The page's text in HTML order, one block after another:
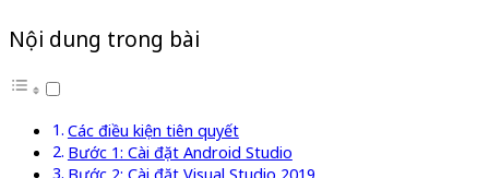
Nội dung trong bài
Các điều kiện tiên quyết
Bước 1: Cài đặt Android Studio